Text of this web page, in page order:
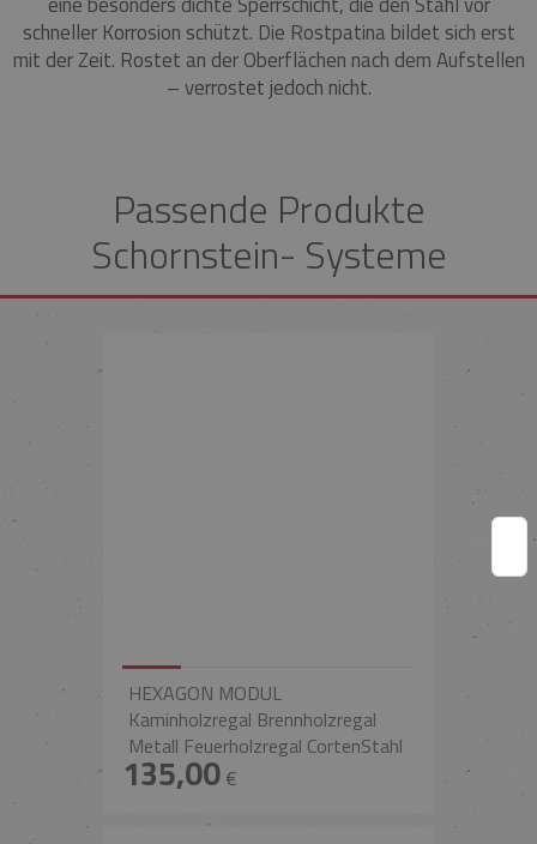
schneller Korrosion schützt. Die Rostpatina bildet sich erst
mit der Zeit. Rostet an der Oberflächen nach dem Aufstellen
– verrostet jedoch nicht.
Passende Produkte
Schornstein- Systeme
HEXAGON MODUL
Kaminholzregal Brennholzregal
Metall Feuerholzregal CortenStahl
135,00€